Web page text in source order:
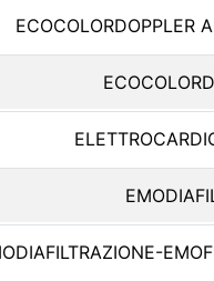
ECOCOLORDOPPLER